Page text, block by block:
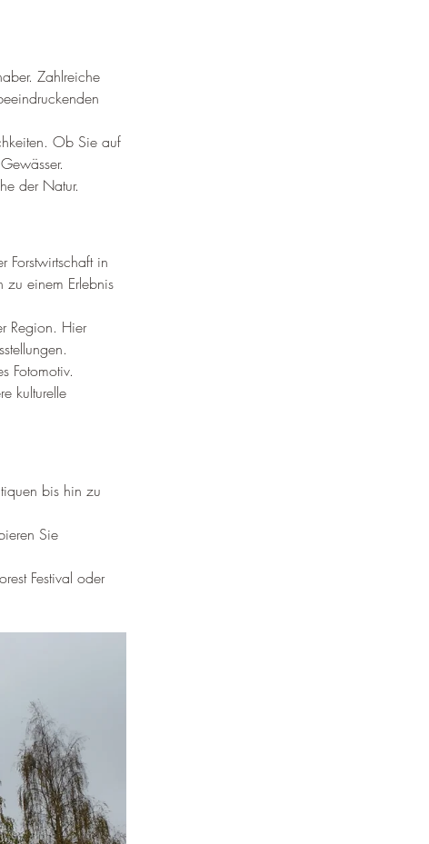
Zahlreiche
Ob Sie auf
der Natur.
Forstwirtschaft in
zu einem Erlebnis
Region. Hier
Fotomotiv.
kulturelle
bis hin zu
Sie
Festival oder